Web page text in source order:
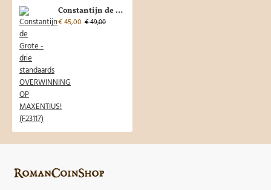
Constantijn de Grote - drie standaards OVERWINNING OP MAXENTIUS! (F23117)
€ 45,00 € 49,00